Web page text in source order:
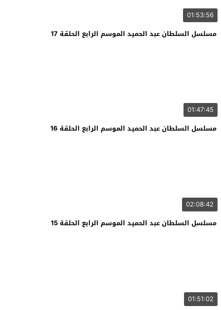
01:53:56
مسلسل السلطان عبد الحميد الموسم الرابع الحلقة 17
01:47:45
مسلسل السلطان عبد الحميد الموسم الرابع الحلقة 16
02:08:42
مسلسل السلطان عبد الحميد الموسم الرابع الحلقة 15
01:51:02